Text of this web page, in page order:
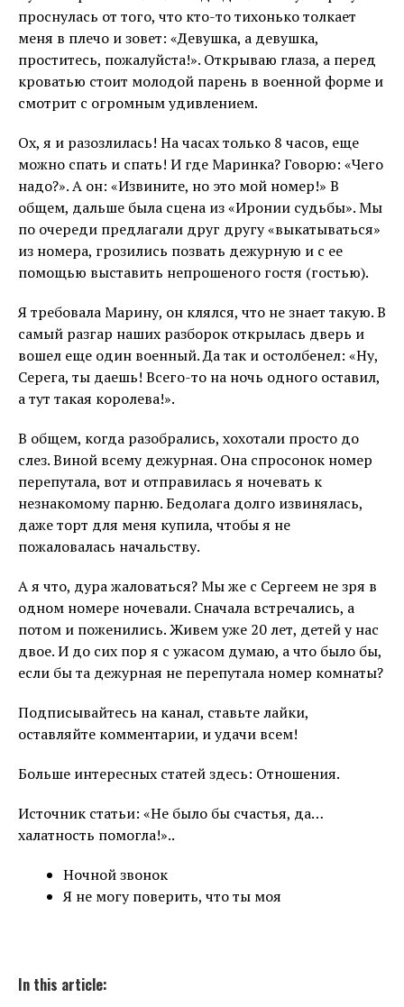
проснулась от того, что кто-то тихонько толкает
меня в плечо и зовет: «Девушка, а девушка,
проститесь, пожалуйста!». Открываю глаза, а перед
кроватью стоит молодой парень в военной форме и
смотрит с огромным удивлением.
Ох, я и разозлилась! На часах только 8 часов, еще
можно спать и спать! И где Маринка? Говорю: «Чего
надо?». А он: «Извините, но это мой номер!» В
общем, дальше была сцена из «Иронии судьбы». Мы
по очереди предлагали друг другу «выкатываться»
из номера, грозились позвать дежурную и с ее
помощью выставить непрошеного гостя (гостью).
Я требовала Марину, он клялся, что не знает такую. В
самый разгар наших разборок открылась дверь и
вошел еще один военный. Да так и остолбенел: «Ну,
Серега, ты даешь! Всего-то на ночь одного оставил,
а тут такая королева!».
В общем, когда разобрались, хохотали просто до
слез. Виной всему дежурная. Она спросонок номер
перепутала, вот и отправилась я ночевать к
незнакомому парню. Бедолага долго извинялась,
даже торт для меня купила, чтобы я не
пожаловалась начальству.
А я что, дура жаловаться? Мы же с Сергеем не зря в
одном номере ночевали. Сначала встречались, а
потом и поженились. Живем уже 20 лет, детей у нас
двое. И до сих пор я с ужасом думаю, а что было бы,
если бы та дежурная не перепутала номер комнаты?
Подписывайтесь на канал, ставьте лайки,
оставляйте комментарии, и удачи всем!
Больше интересных статей здесь: Отношения.
Источник статьи: «Не было бы счастья, да…
халатность помогла!»..
Ночной звонок
Я не могу поверить, что ты моя
In this article: